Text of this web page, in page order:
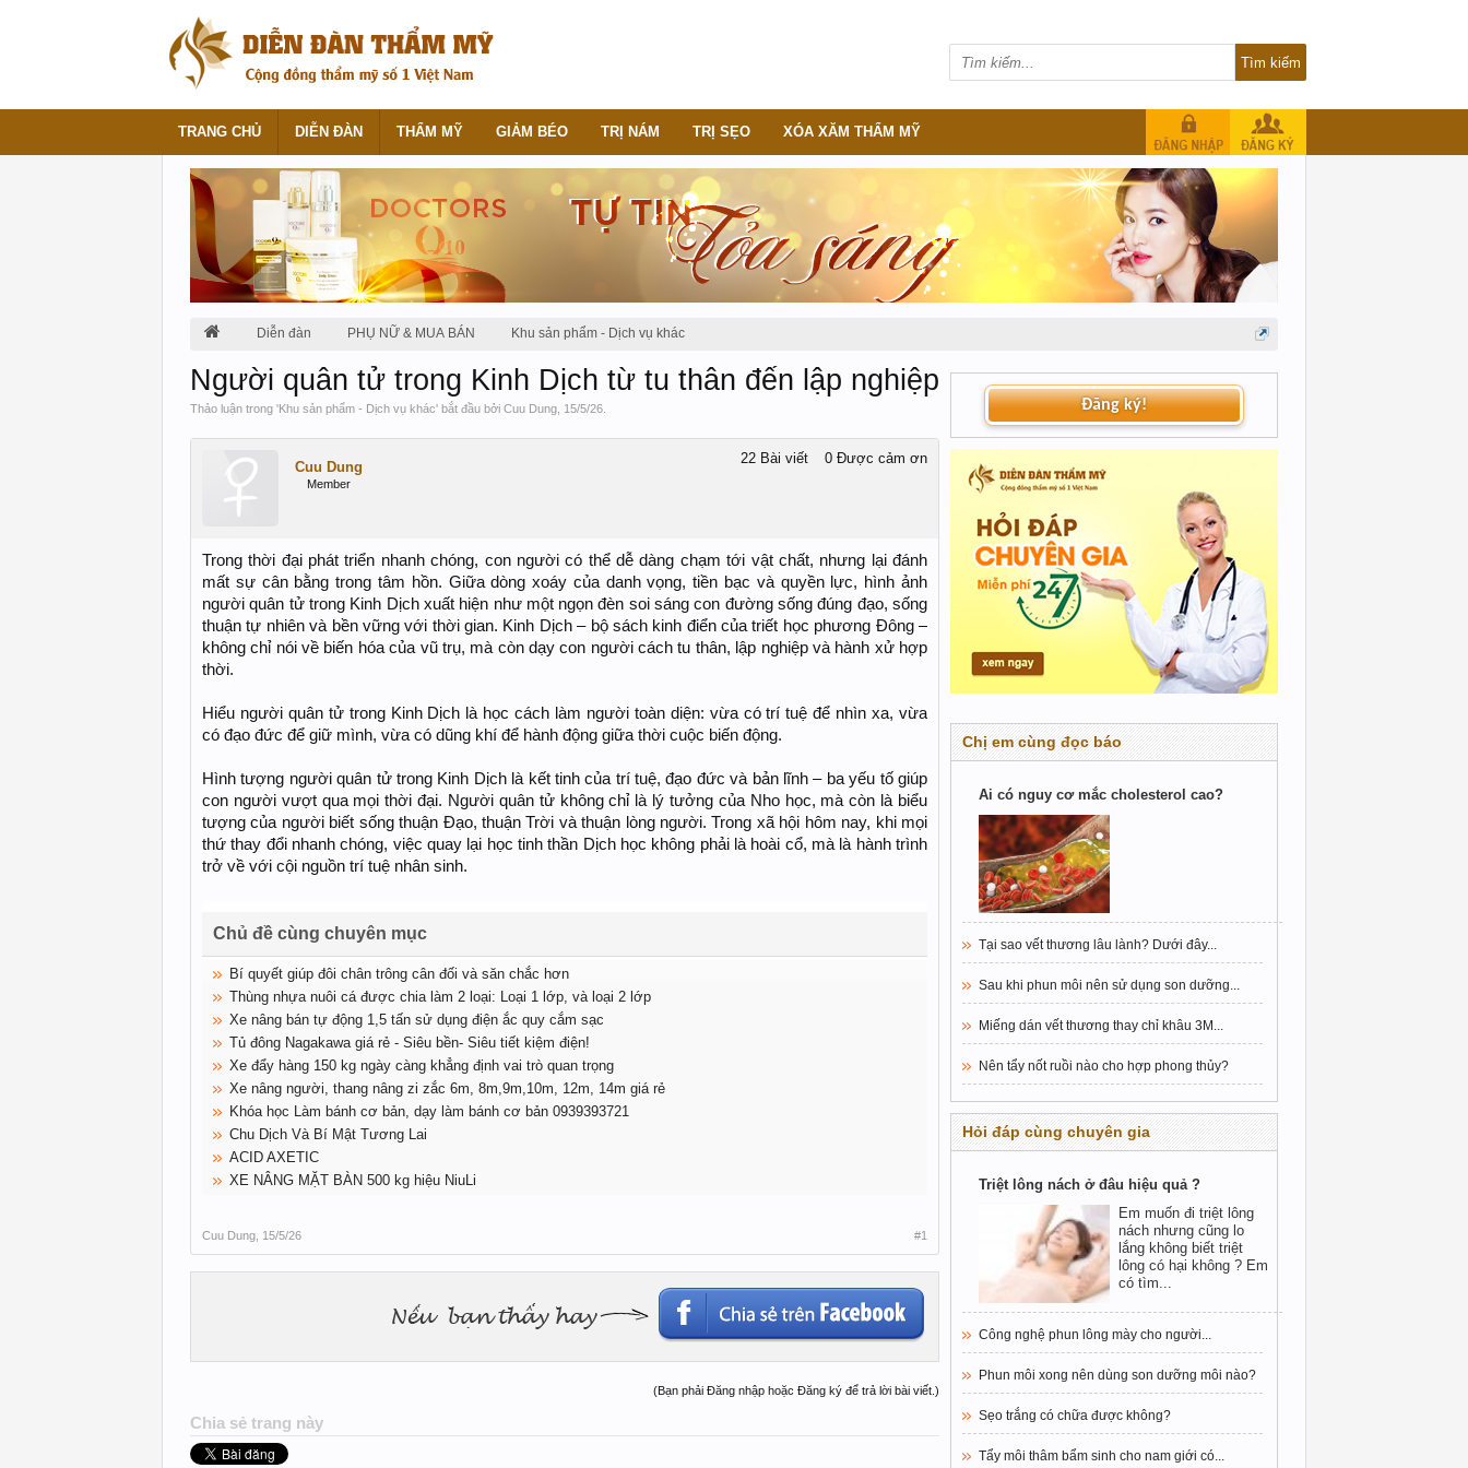
Diễn đàn PHỤ NỮ & MUA BÁN Khu sản phẩm - Dịch vụ khác
Người quân tử trong Kinh Dịch từ tu thân đến lập nghiệp
Thảo luận trong 'Khu sản phẩm - Dịch vụ khác' bắt đầu bởi Cuu Dung 15/5/26
Cuu Dung
Member
22 Bài viết 0 Được cảm ơn
Trong thời đại phát triển nhanh chóng, con người có thể dễ dàng chạm tới vật chất, nhưng lại đánh
mất sự cân bằng trong tâm hồn. Giữa dòng xoáy của danh vọng, tiền bạc và quyền lực, hình ảnh
người quân tử trong Kinh Dịch xuất hiện như một ngọn đèn soi sáng con đường sống đúng đạo, sống
thuận tự nhiên và bền vững với thời gian. Kinh Dịch – bộ sách kinh điển của triết học phương Đông –
không chỉ nói về biến hóa của vũ trụ, mà còn dạy con người cách tu thân, lập nghiệp và hành xử hợp
thời.
Hiểu người quân tử trong Kinh Dịch là học cách làm người toàn diện: vừa có trí tuệ để nhìn xa, vừa
có đạo đức để giữ mình, vừa có dũng khí để hành động giữa thời cuộc biến động.
Hình tượng người quân tử trong Kinh Dịch là kết tinh của trí tuệ, đạo đức và bản lĩnh – ba yếu tố giúp
con người vượt qua mọi thời đại. Người quân tử không chỉ là lý tưởng của Nho học, mà còn là biểu
tượng của người biết sống thuận Đạo, thuận Trời và thuận lòng người. Trong xã hội hôm nay, khi mọi
thứ thay đổi nhanh chóng, việc quay lại học tinh thần Dịch học không phải là hoài cổ, mà là hành trình
trở về với cội nguồn trí tuệ nhân sinh.
Chủ đề cùng chuyên mục
Bí quyết giúp đôi chân trông cân đối và săn chắc hơn
Thùng nhựa nuôi cá được chia làm 2 loại: Loại 1 lớp, và loại 2 lớp
Xe nâng bán tự động 1,5 tấn sử dụng điện ắc quy cắm sạc
Tủ đông Nagakawa giá rẻ - Siêu bền- Siêu tiết kiệm điện!
Xe đẩy hàng 150 kg ngày càng khẳng định vai trò quan trọng
Xe nâng người, thang nâng zi zắc 6m, 8m,9m,10m, 12m, 14m giá rẻ
Khóa học Làm bánh cơ bản, dạy làm bánh cơ bản 0939393721
Chu Dịch Và Bí Mật Tương Lai
ACID AXETIC
XE NÂNG MẶT BÀN 500 kg hiệu NiuLi
Cuu Dung 15/5/26 #1
(Bạn phải Đăng nhập hoặc Đăng ký để trả lời bài viết.)
Chia sẻ trang này
Đăng ký!
Chị em cùng đọc báo
Ai có nguy cơ mắc cholesterol cao?
Tại sao vết thương lâu lành? Dưới đây...
Sau khi phun môi nên sử dụng son dưỡng...
Miếng dán vết thương thay chỉ khâu 3M...
Nên tẩy nốt ruồi nào cho hợp phong thủy?
Hỏi đáp cùng chuyên gia
Triệt lông nách ở đâu hiệu quả ?
Em muốn đi triệt lông
nách nhưng cũng lo
lắng không biết triệt
lông có hại không ? Em
có tìm...
Công nghệ phun lông mày cho người...
Phun môi xong nên dùng son dưỡng môi nào?
Sẹo trắng có chữa được không?
Tẩy môi thâm bẩm sinh cho nam giới có...
TRANG CHỦ DIỄN ĐÀN THẨM MỸ GIẢM BÉO TRỊ NÁM TRỊ SẸO XÓA XĂM THẨM MỸ